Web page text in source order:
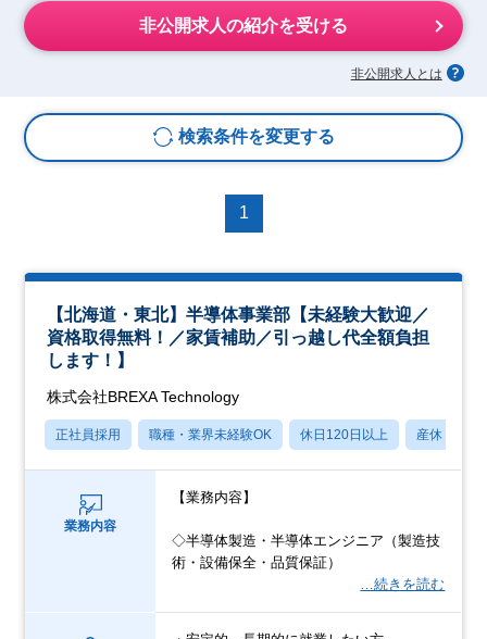
非公開求人の紹介を受ける
非公開求人とは
検索条件を変更する
1
【北海道・東北】半導体事業部【未経験大歓迎／
資格取得無料！／家賃補助／引っ越し代全額負担
します！】
株式会社BREXA Technology
正社員採用 職種・業界未経験OK 休日120日以上 産休・育休
業務内容
【業務内容】
◇半導体製造・半導体エンジニア（製造技
術・設備保全・品質保証）
…続きを読む